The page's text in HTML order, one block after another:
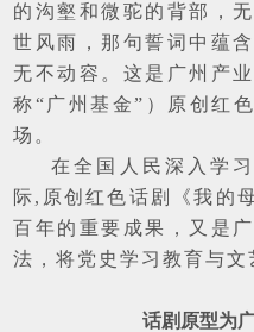
的沟壑和微驼的背部，
世风雨，那句誓词中蕴
无不动容。这是广州产
称“广州基金”）原创红
场。
在全国人民深入学
际,原创红色话剧《我的
百年的重要成果，又是
法，将党史学习教育与文
话剧原型为